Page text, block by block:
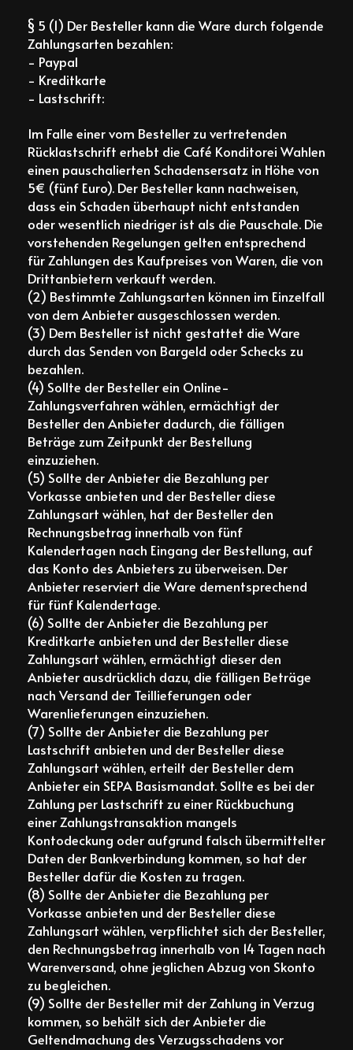
§ 5 (1) Der Besteller kann die Ware durch folgende
Zahlungsarten bezahlen:
- Paypal
- Kreditkarte
- Lastschrift:
Im Falle einer vom Besteller zu vertretenden
Rücklastschrift erhebt die Café Konditorei Wahlen
einen pauschalierten Schadensersatz in Höhe von
5€ (fünf Euro). Der Besteller kann nachweisen,
dass ein Schaden überhaupt nicht entstanden
oder wesentlich niedriger ist als die Pauschale. Die
vorstehenden Regelungen gelten entsprechend
für Zahlungen des Kaufpreises von Waren, die von
Drittanbietern verkauft werden.
(2) Bestimmte Zahlungsarten können im Einzelfall
von dem Anbieter ausgeschlossen werden.
(3) Dem Besteller ist nicht gestattet die Ware
durch das Senden von Bargeld oder Schecks zu
bezahlen.
(4) Sollte der Besteller ein Online-
Zahlungsverfahren wählen, ermächtigt der
Besteller den Anbieter dadurch, die fälligen
Beträge zum Zeitpunkt der Bestellung
einzuziehen.
(5) Sollte der Anbieter die Bezahlung per
Vorkasse anbieten und der Besteller diese
Zahlungsart wählen, hat der Besteller den
Rechnungsbetrag innerhalb von fünf
Kalendertagen nach Eingang der Bestellung, auf
das Konto des Anbieters zu überweisen. Der
Anbieter reserviert die Ware dementsprechend
für fünf Kalendertage.
(6) Sollte der Anbieter die Bezahlung per
Kreditkarte anbieten und der Besteller diese
Zahlungsart wählen, ermächtigt dieser den
Anbieter ausdrücklich dazu, die fälligen Beträge
nach Versand der Teillieferungen oder
Warenlieferungen einzuziehen.
(7) Sollte der Anbieter die Bezahlung per
Lastschrift anbieten und der Besteller diese
Zahlungsart wählen, erteilt der Besteller dem
Anbieter ein SEPA Basismandat. Sollte es bei der
Zahlung per Lastschrift zu einer Rückbuchung
einer Zahlungstransaktion mangels
Kontodeckung oder aufgrund falsch übermittelter
Daten der Bankverbindung kommen, so hat der
Besteller dafür die Kosten zu tragen.
(8) Sollte der Anbieter die Bezahlung per
Vorkasse anbieten und der Besteller diese
Zahlungsart wählen, verpflichtet sich der Besteller,
den Rechnungsbetrag innerhalb von 14 Tagen nach
Warenversand, ohne jeglichen Abzug von Skonto
zu begleichen.
(9) Sollte der Besteller mit der Zahlung in Verzug
kommen, so behält sich der Anbieter die
Geltendmachung des Verzugsschadens vor